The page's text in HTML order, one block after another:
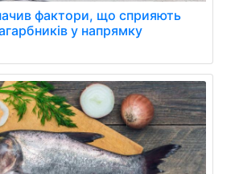
фактори, що сприяють
у напрямку